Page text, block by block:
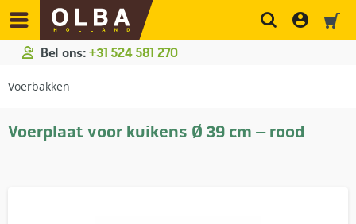
Bel ons: +31 524 581 270
Voerbakken
Voerplaat voor kuikens Ø 39 cm – rood